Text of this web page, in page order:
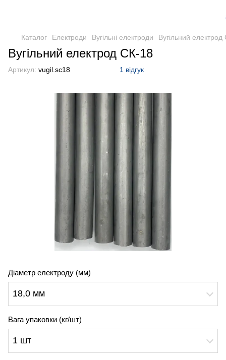
Каталог Електроди Вугільні електроди Вугільний
Вугільний електрод СК-18
Артикул: vugil.sc18 1 відгук
Діаметр електроду (мм)
18,0 мм
Вага упаковки (кг/шт)
1 шт